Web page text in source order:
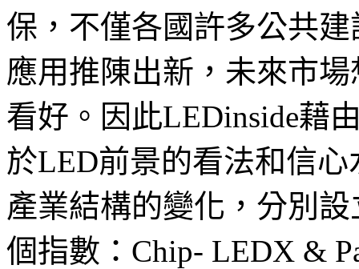
保，不僅各國許多公共
應用推陳出新，未來市
看好。因此LEDinside藉
於LED前景的看法和信
產業結構的變化，分別
個指數：Chip- LEDX &